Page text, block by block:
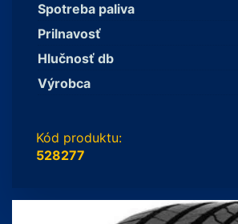
Spotreba paliva
Prilnavosť
Hlučnosť db
Výrobca
Kód produktu:
528277